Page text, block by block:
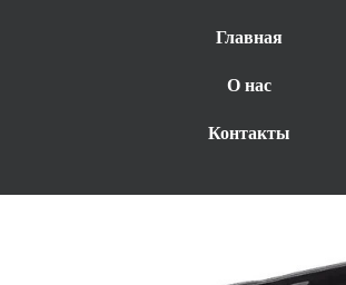
Главная
О нас
Контакты